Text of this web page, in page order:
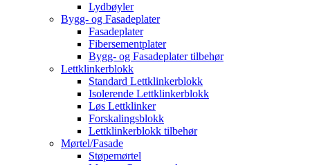
Lydbøyler
Bygg- og Fasadeplater
Fasadeplater
Fibersementplater
Bygg- og Fasadeplater tilbehør
Lettklinkerblokk
Standard Lettklinkerblokk
Isolerende Lettklinkerblokk
Løs Lettklinker
Forskalingsblokk
Lettklinkerblokk tilbehør
Mørtel/Fasade
Støpemørtel